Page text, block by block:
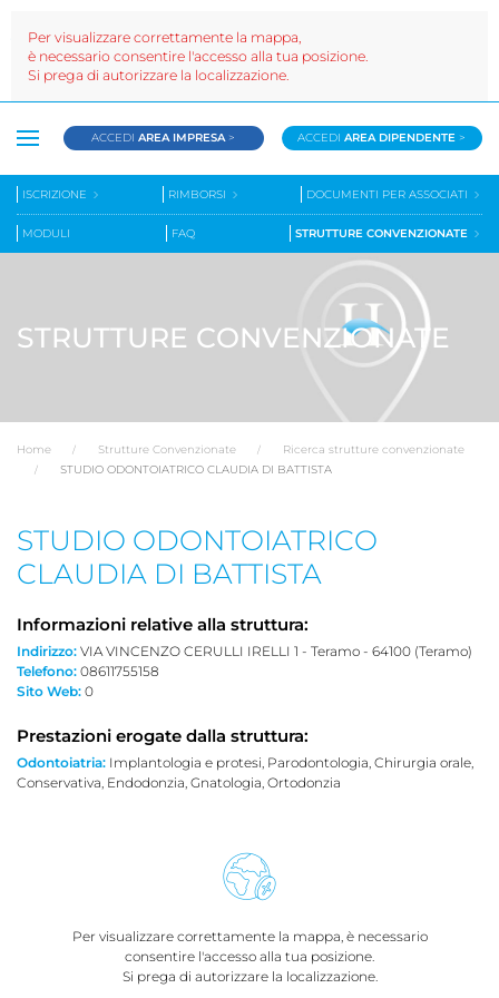
ACCEDIAREA IMPRESA > ACCEDIAREA DIPENDENTE >
ISCRIZIONE RIMBORSI DOCUMENTI PER ASSOCIATI
MODULI FAQ STRUTTURE CONVENZIONATE
STRUTTURE CONVENZIONATE
Home Strutture Convenzionate
Ricerca strutture convenzionate
STUDIO ODONTOIATRICO CLAUDIA DI BATTISTA
STUDIO ODONTOIATRICO
CLAUDIA DI BATTISTA
Informazioni relative alla struttura:
Indirizzo: VIA VINCENZO CERULLI IRELLI 1 - Teramo - 64100 (Teramo)
Telefono: 08611755158
Sito Web: 0
Prestazioni erogate dalla struttura:
Odontoiatria: Implantologia e protesi, Parodontologia, Chirurgia orale,
Conservativa, Endodonzia, Gnatologia, Ortodonzia
Per visualizzare correttamente la mappa, è necessario
consentire l'accesso alla tua posizione.
Si prega di autorizzare la localizzazione.
Per visualizzare correttamente la mappa,
è necessario consentire l'accesso alla tua posizione.
Si prega di autorizzare la localizzazione.